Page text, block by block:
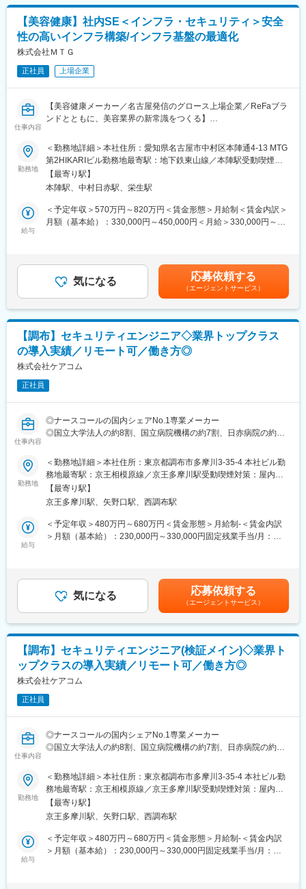
■募集背景：
当社が創るスマートロックを始めとした様々なデバイスや連携す
る機器はネットワークにつながっておらず、その上「必ず動作す
ること」を保証しなくてはいけません。
このチームおよびポジションでは弊社が創る・Connectする多く
の機器を継続的に価値あるものにするため、「必ず動くこと」を
を行います。
デントへの対応
・セキュリティ関連ベストプラクティスの推進および維持
・最新のセキュリティ脅威や脆弱性に関する調査および分析
上活動にも携わっていただきます。
ソフトウェア品質活動の経験をお持ちの方を歓迎します。
■組織構成：
マネージャー含め5名にて構成されています（正社員4名、派遣社
■部門業務特徴：
当社では、DJ機器や音楽制作機器の組み込みソフトウェアおよび
アプリケーションソフトウェアにおいて、品質の安定化を図ると
用に至る全プロセスでソフトウェア品質保証活動を展開していま
す。
ィ管理の強化にも取り組んでいます。
■マーケットにおける当社の立ち位置：
DJ機器市場において、当社製品は世界トップ級シェアを占めてお
り、全世界のプロのDJから趣味としてDJを楽しむ方まで幅広い層
に愛用されています。
【美容健康】社内SE＜インフラ・セキュリティ＞安全
性の高いインフラ構築/インフラ基盤の最適化
株式会社ＭＴＧ
正社員 上場企業
仕事内容
【美容健康メーカー／名古屋発信のグロース上場企業／ReFaブラ
ンドとともに、美容業界の新常識をつくる】
■採用背景
「攻めのIT」を加速させるための、強固なインフラ・セキュリテ
ィ基盤を創る。当社グループは、BEAUTY・WELLNESS領域で持
続的な成長を続けており、経営戦略の柱として「DX推進」を掲げ
ています。ビジネスのスピードを落とさず、かつ安全な基盤を構
築するためには、従来のITインフラ運用の枠を超えた「セキュリ
ティ・ガバナンス」の統合的アプローチが不可欠です。
今回は、ネットワークやサーバー、クラウドの知見を活かし、グ
■業務概要：
情報システム部 ITインフラ・デジタル推進課にて、グループ全体
■業務内容
・インフラ・クラウド基盤の最適化： パブリッククラウド
・セキュリティ体制の構築（0→1）： C-SIRTやSoCの立ち上
げ、運用設計。インシデント対応フローの整備
デルへの移行推進、EDR等の導入・運用
・SAP環境の運用支援： SAP BASYS環境の監視・保守（パート
■プロジェクト事例（想定）
・グループ統合セキュリティ監視センター（SoC）の新規立ち上
げプロジェクト
・グローバル拠点を含めたITガバナンスガイドラインの策定と展
開
当社グループは持続的な成長を続ける中で、IT・デジタルを活用
した競争力の強化に取り組んでいます。上場企業の情報システム
本部として、単なるシステムの保守・運用だけでなく、ビジネス
の持続可能性を支える「信頼の基盤」を構築することを目指して
います。
■組織構成
情報システム本部：38名
情報システム部：29名
勤務地
＜勤務地詳細＞本社住所：愛知県名古屋市中村区本陣通4-13 MTG
第2HIKARIビル勤務地最寄駅：地下鉄東山線／本陣駅受動喫煙対
策：屋内全面禁煙
【最寄り駅】
本陣駅、中村日赤駅、栄生駅
給与
＜予定年収＞570万円～820万円＜賃金形態＞月給制＜賃金内訳＞
月額（基本給）：330,000円～450,000円＜月給＞330,000円～
月）※別途、エリア手当、家族手当（規定に準ずる）、単身赴任手
当（規定に準ずる）などを支給します。賃金はあくまでも目安の
金額であり、選考を通じて上下する可能性があります。月給(月額)
は固定手当を含めた表記です。
気になる 応募依頼する
（エージェントサービス）
【調布】セキュリティエンジニア◇業界トップクラス
の導入実績／リモート可／働き方◎
株式会社ケアコム
正社員
仕事内容
◎ナースコールの国内シェアNo.1専業メーカー
◎国立大学法人の約8割、国立病院機構の約7割、日赤病院の約8
◎ユーザーの声を製品に反映可能／在宅勤務可能／育休産休取
得・復帰実績有
■業務詳細：
ナースコールシステムほか、医療・介護スタッフ様を支援する自
社製品をお客様に合わせて導入する弊社にてお客様システムに対
するインフラセキュリティにおける設計・構築・運用業務をお任
せします。
■業務詳細
・セキュリティ方針検討&纏め
・各種セキュリティガイドライン調査&理解
・各種セキュリティガイドラインへの対応検討
・システム構成管理
■組織について：社外協力メンバーなどを含めると50名の規模に
護支援事業を行うグループに分かれております。同社は中途社員
の比率がとても高い会社のため、導入研修も充実しておりご入社
■ナースコールシステム「NICSS」とは：院内情報ネットワークと
連動し、受け持ち患者のコールをPHSやスマートフォンで受けら
れる機能を始め、看護師をサポートする様々な機能を搭載したナ
スタッフ間の情報共有、間接業務の効率化、安心な療養環境の提
供を実現します。
勤務地
＜勤務地詳細＞本社住所：東京都調布市多摩川3-35-4 本社ビル勤
務地最寄駅：京王相模原線／京王多摩川駅受動喫煙対策：屋内全
面禁煙変更の範囲：会社の定める事業所
【最寄り駅】
京王多摩川駅、矢野口駅、西調布駅
給与
＜予定年収＞480万円～680万円＜賃金形態＞月給制‐＜賃金内訳
＞月額（基本給）：230,000円～330,000円固定残業手当/月：
の経験・年齢考慮のうえ決定します。■昇給賞与：昇給年1回（10
月）、賞与年2回（6月・12月）賃金はあくまでも目安の金額であ
り、選考を通じて上下する可能性があります。月給(月額)は固定手
当を含めた表記です。
気になる 応募依頼する
（エージェントサービス）
【調布】セキュリティエンジニア(検証メイン)◇業界ト
ップクラスの導入実績／リモート可／働き方◎
株式会社ケアコム
正社員
仕事内容
◎ナースコールの国内シェアNo.1専業メーカー
◎国立大学法人の約8割、国立病院機構の約7割、日赤病院の約8
◎ユーザーの声を製品に反映可能／在宅勤務可能／育休産休取
得・復帰実績有
■業務詳細：
ナースコールシステムほか、医療・介護スタッフ様を支援する自
社製品をお客様に合わせて導入する弊社にてお客様システムに対
するインフラセキュリティにおける設計・構築・運用業務をお任
せします。
勤務地
＜勤務地詳細＞本社住所：東京都調布市多摩川3-35-4 本社ビル勤
務地最寄駅：京王相模原線／京王多摩川駅受動喫煙対策：屋内全
面禁煙変更の範囲：会社の定める事業所（リモートワーク含む）
【最寄り駅】
京王多摩川駅、矢野口駅、西調布駅
給与
＜予定年収＞480万円～680万円＜賃金形態＞月給制‐＜賃金内訳
＞月額（基本給）：230,000円～330,000円固定残業手当/月：